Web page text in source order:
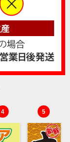
4 5